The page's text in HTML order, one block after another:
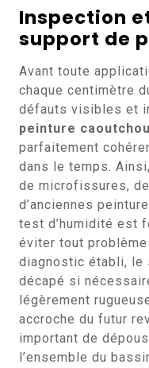
Inspection
support de
Avant toute
chaque centimètre
défauts visibles et
peinture
parfaitement
dans le temps.
de microfissures,
d’anciennes
test d’humidité est
éviter tout problème
diagnostic établi, le
décapé si
légèrement
accroche du futur
important de
l’ensemble du